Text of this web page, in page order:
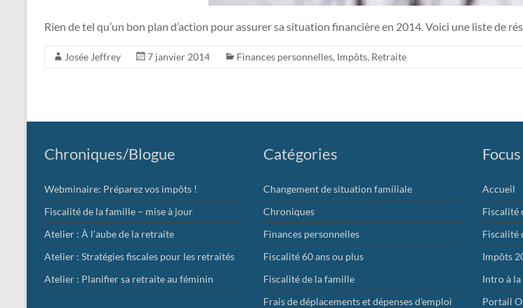
Rien de tel qu’un bon plan d’action pour assurer sa situation financière en 2014. Voici une liste de
Josée Jeffrey 7 janvier 2014 Finances personnelles, Impôts, Retraite
Chroniques/Blogue
Webminaire: Préparez vos impôts !
Fiscalité de la famille – mise à jour
Atelier : À l’aube de la retraite
Atelier : Stratégies fiscales pour les retraités
Atelier : Planifier sa retraite au féminin
Catégories
Changement de situation familiale
Chroniques
Finances personnelles
Fiscalité 60 ans ou plus
Fiscalité de la famille
Frais de déplacements et dépenses d’emploi
Accueil
Fiscalité
Fiscalité
Impôts
Intro à
Portail